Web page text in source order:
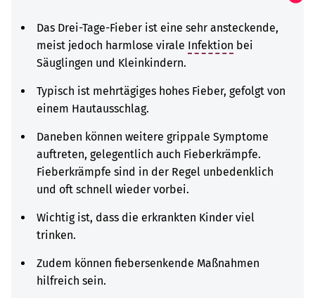
Das Drei-Tage-Fieber ist eine sehr ansteckende,
meist jedoch harmlose virale Infektion bei
Säuglingen und Kleinkindern.
Typisch ist mehrtägiges hohes Fieber, gefolgt von
einem Hautausschlag.
Daneben können weitere grippale Symptome
auftreten, gelegentlich auch Fieberkrämpfe.
Fieberkrämpfe sind in der Regel unbedenklich
und oft schnell wieder vorbei.
Wichtig ist, dass die erkrankten Kinder viel
trinken.
Zudem können fiebersenkende Maßnahmen
hilfreich sein.